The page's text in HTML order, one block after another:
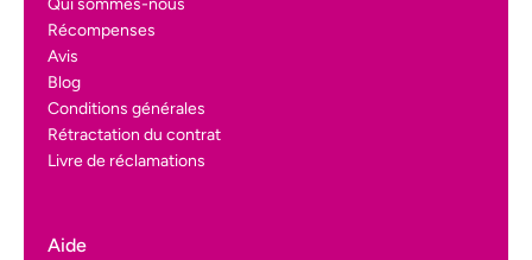
Qui sommes-nous
Récompenses
Avis
Blog
Conditions générales
Rétractation du contrat
Livre de réclamations
Aide